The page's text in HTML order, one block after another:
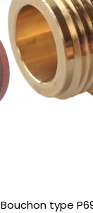
Bouchon type